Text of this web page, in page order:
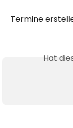
Termine
Hat